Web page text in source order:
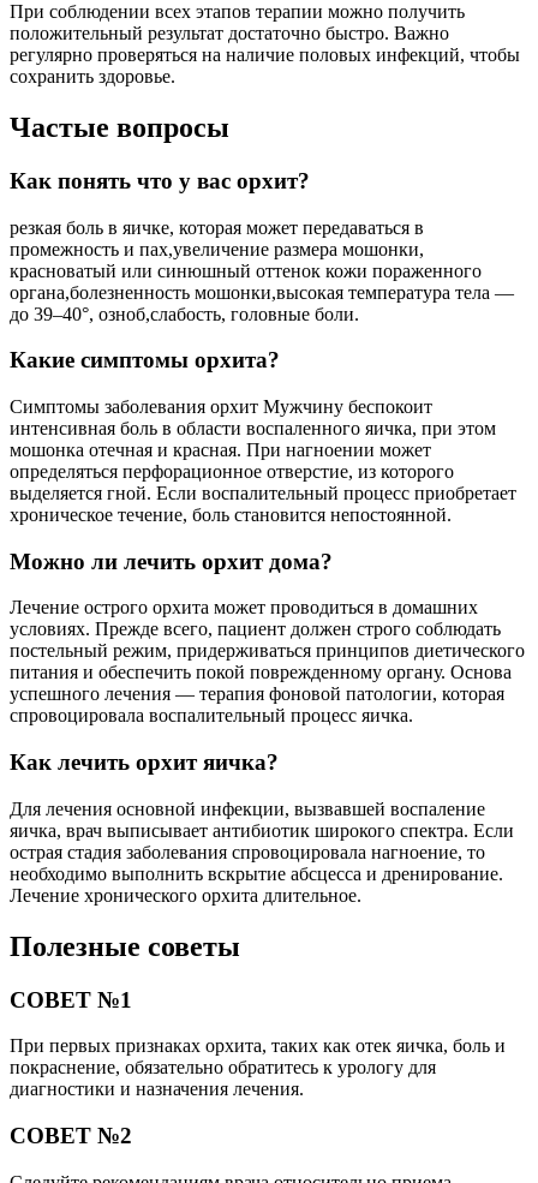
При соблюдении всех этапов терапии можно получить
положительный результат достаточно быстро. Важно
регулярно проверяться на наличие половых инфекций, чтобы
сохранить здоровье.
Частые вопросы
Как понять что у вас орхит?
резкая боль в яичке, которая может передаваться в
промежность и пах,увеличение размера мошонки,
красноватый или синюшный оттенок кожи пораженного
органа,болезненность мошонки,высокая температура тела —
до 39–40°, озноб,слабость, головные боли.
Какие симптомы орхита?
Симптомы заболевания орхит Мужчину беспокоит
интенсивная боль в области воспаленного яичка, при этом
мошонка отечная и красная. При нагноении может
определяться перфорационное отверстие, из которого
выделяется гной. Если воспалительный процесс приобретает
хроническое течение, боль становится непостоянной.
Можно ли лечить орхит дома?
Лечение острого орхита может проводиться в домашних
условиях. Прежде всего, пациент должен строго соблюдать
постельный режим, придерживаться принципов диетического
питания и обеспечить покой поврежденному органу. Основа
успешного лечения — терапия фоновой патологии, которая
спровоцировала воспалительный процесс яичка.
Как лечить орхит яичка?
Для лечения основной инфекции, вызвавшей воспаление
яичка, врач выписывает антибиотик широкого спектра. Если
острая стадия заболевания спровоцировала нагноение, то
необходимо выполнить вскрытие абсцесса и дренирование.
Лечение хронического орхита длительное.
Полезные советы
СОВЕТ №1
При первых признаках орхита, таких как отек яичка, боль и
покраснение, обязательно обратитесь к урологу для
диагностики и назначения лечения.
СОВЕТ №2